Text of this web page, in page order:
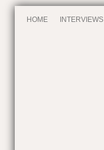
HOME INTERVIEWS